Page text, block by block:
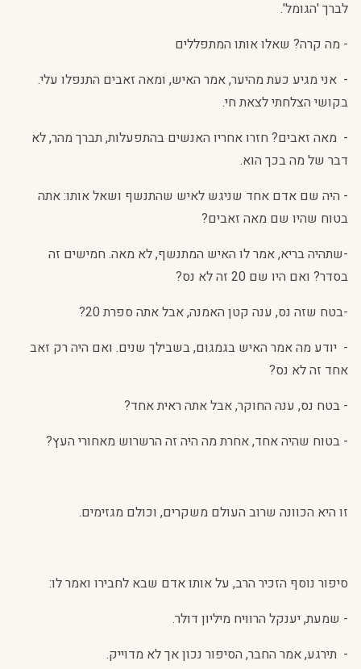
לברך 'הגומל'.
- מה קרה? שאלו אותו המתפללים
- אני מגיע כעת מהיער, אמר האיש, ומאה זאבים התנפלו עלי.
בקושי הצלחתי לצאת חי.
- מאה זאבים? חזרו אחריו האנשים בהתפעלות, תברך מהר, לא
דבר של מה בכך הוא.
- היה שם אדם אחד שניגש לאיש שהתנשף ושאל אותו: אתה
בטוח שהיו שם מאה זאבים?
-שתהיה בריא, אמר לו האיש המתנשף, לא מאה. חמישים זה
בסדר? ואם היו שם 20 זה לא נס?
-בטח שזה נס, ענה קטן האמנה, אבל אתה ספרת 20?
- יודע מה אמר האיש בגמגום, בשבילך שנים. ואם היה רק זאב
אחד זה לא נס?
- בטח נס, ענה החוקר, אבל אתה ראית אחד?
- בטוח שהיה אחד, אחרת מה היה זה הרשרוש מאחורי העץ?
זו היא הכוונה שרוב העולם משקרים, וכולם מגזימים.
סיפור נוסף הזכיר הרב, על אותו אדם שבא לחבירו ואמר לו:
- שמעת, יענקל הרוויח מיליון דולר.
- תירגע, אמר החבר, הסיפור נכון אך לא מדוייק.